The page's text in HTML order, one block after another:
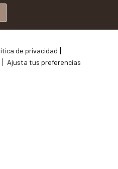
de privacidad
Ajusta tus preferencias